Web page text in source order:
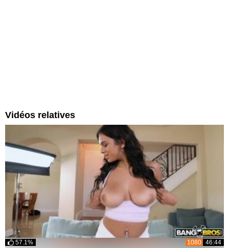
Vidéos relatives
57.1% 1080 46:44